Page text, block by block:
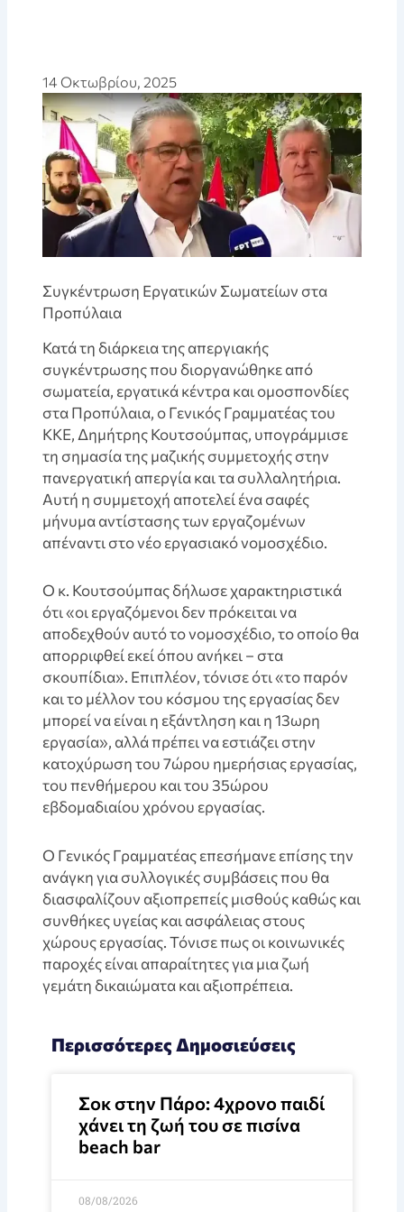
14 Οκτωβρίου, 2025
Συγκέντρωση Εργατικών Σωματείων στα
Προπύλαια
Κατά τη διάρκεια της απεργιακής
συγκέντρωσης που διοργανώθηκε από
σωματεία, εργατικά κέντρα και ομοσπονδίες
στα Προπύλαια, ο Γενικός Γραμματέας του
ΚΚΕ, Δημήτρης Κουτσούμπας, υπογράμμισε
τη σημασία της μαζικής συμμετοχής στην
πανεργατική απεργία και τα συλλαλητήρια.
Αυτή η συμμετοχή αποτελεί ένα σαφές
μήνυμα αντίστασης των εργαζομένων
απέναντι στο νέο εργασιακό νομοσχέδιο.
Ο κ. Κουτσούμπας δήλωσε χαρακτηριστικά
ότι «οι εργαζόμενοι δεν πρόκειται να
αποδεχθούν αυτό το νομοσχέδιο, το οποίο θα
απορριφθεί εκεί όπου ανήκει – στα
σκουπίδια». Επιπλέον, τόνισε ότι «το παρόν
και το μέλλον του κόσμου της εργασίας δεν
μπορεί να είναι η εξάντληση και η 13ωρη
εργασία», αλλά πρέπει να εστιάζει στην
κατοχύρωση του 7ώρου ημερήσιας εργασίας,
του πενθήμερου και του 35ώρου
εβδομαδιαίου χρόνου εργασίας.
Ο Γενικός Γραμματέας επεσήμανε επίσης την
ανάγκη για συλλογικές συμβάσεις που θα
διασφαλίζουν αξιοπρεπείς μισθούς καθώς και
συνθήκες υγείας και ασφάλειας στους
χώρους εργασίας. Τόνισε πως οι κοινωνικές
παροχές είναι απαραίτητες για μια ζωή
γεμάτη δικαιώματα και αξιοπρέπεια.
Περισσότερες Δημοσιεύσεις
Σοκ στην Πάρο: 4χρονο παιδί
χάνει τη ζωή του σε πισίνα
beach bar
08/08/2026